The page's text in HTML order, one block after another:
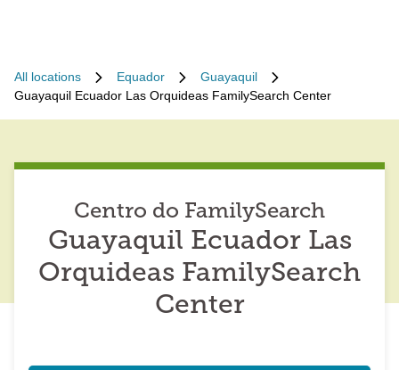
All locations Equador
Guayaquil
Guayaquil Ecuador Las Orquideas FamilySearch Center
Centro do FamilySearch
Guayaquil Ecuador Las
Orquideas FamilySearch
Center